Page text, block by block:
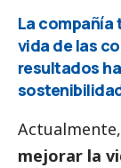
La compañía
vida de las
resultados
Actualmente,
mejorar la